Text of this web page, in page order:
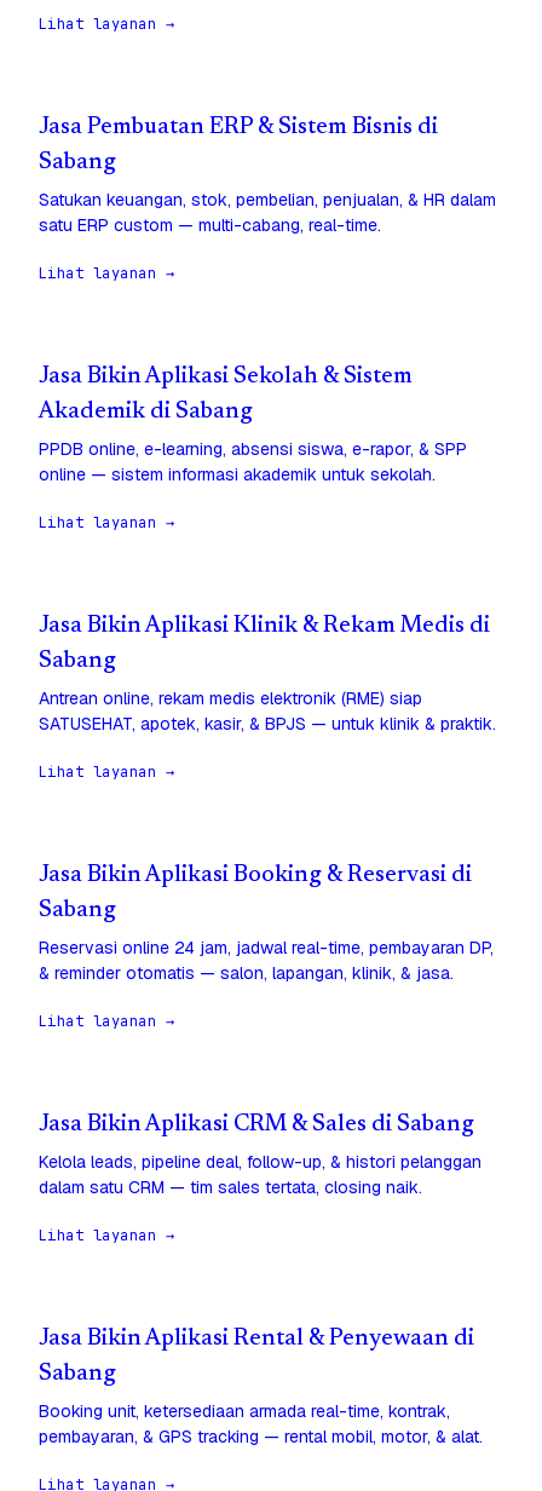
Lihat layanan →
Jasa Pembuatan ERP & Sistem Bisnis di
Sabang
Satukan keuangan, stok, pembelian, penjualan, & HR dalam
satu ERP custom — multi-cabang, real-time.
Lihat layanan →
Jasa Bikin Aplikasi Sekolah & Sistem
Akademik di Sabang
PPDB online, e-learning, absensi siswa, e-rapor, & SPP
online — sistem informasi akademik untuk sekolah.
Lihat layanan →
Jasa Bikin Aplikasi Klinik & Rekam Medis di
Sabang
Antrean online, rekam medis elektronik (RME) siap
SATUSEHAT, apotek, kasir, & BPJS — untuk klinik & praktik.
Lihat layanan →
Jasa Bikin Aplikasi Booking & Reservasi di
Sabang
Reservasi online 24 jam, jadwal real-time, pembayaran DP,
& reminder otomatis — salon, lapangan, klinik, & jasa.
Lihat layanan →
Jasa Bikin Aplikasi CRM & Sales di Sabang
Kelola leads, pipeline deal, follow-up, & histori pelanggan
dalam satu CRM — tim sales tertata, closing naik.
Lihat layanan →
Jasa Bikin Aplikasi Rental & Penyewaan di
Sabang
Booking unit, ketersediaan armada real-time, kontrak,
pembayaran, & GPS tracking — rental mobil, motor, & alat.
Lihat layanan →